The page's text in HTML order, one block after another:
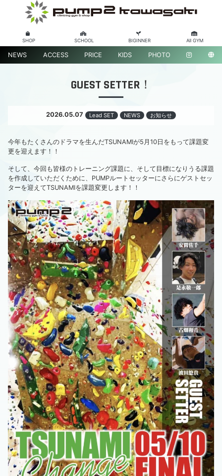
SHOP SCHOOL BIGINNER All GYM
NEWS ACCESS PRICE KIDS PHOTO
GUEST SETTER！
2026.05.07 Lead SET NEWS お知らせ
今年もたくさんのドラマを生んだTSUNAMIが5月10日をもって課題変
更を迎えます！！
そして、今回も皆様のトレーニング課題に、そして目標になりうる課題
を作成していただくために、PUMPルートセッターにさらにゲストセッ
ターを迎えてTSUNAMIを課題変更します！！